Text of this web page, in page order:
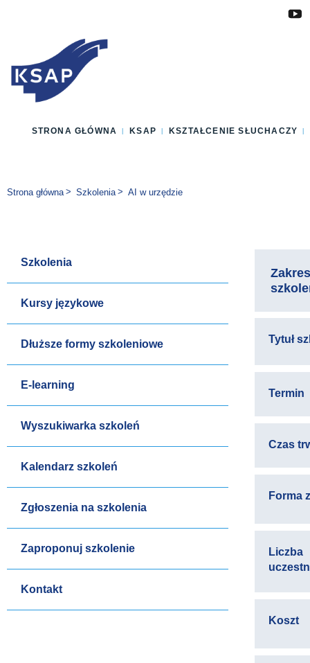
STRONA GŁÓWNA KSAP KSZTAŁCENIE SŁUCHACZY
Jesteś tutaj:
Strona główna Szkolenia AI w urzędzie
Szkolenia
Kursy językowe
Dłuższe formy szkoleniowe
E-learning
Wyszukiwarka szkoleń
Kalendarz szkoleń
Zgłoszenia na szkolenia
Zaproponuj szkolenie
Kontakt
Zakres
Tytuł
Termin
Czas
Forma
Liczba
Koszt